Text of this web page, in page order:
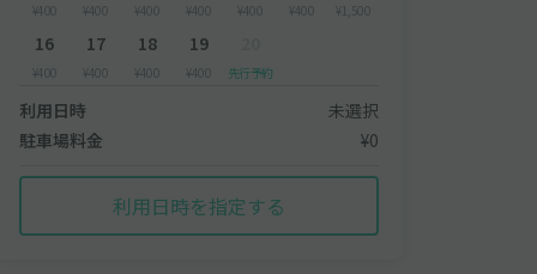
¥400 ¥400 ¥400 ¥400 ¥400 ¥400 ¥1,500
16
¥400
17
¥400
18
¥400
19
¥400 先行予約
利用日時
未選択
駐車場料金
¥0
利用日時を指定する